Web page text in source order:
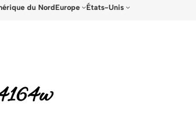
du NordEurope États-Unis